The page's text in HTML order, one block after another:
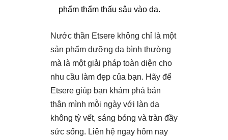
phẩm thẩm thấu sâu vào da.
Nước thần Etsere không chỉ là một
sản phẩm dưỡng da bình thường
mà là một giải pháp toàn diện cho
nhu cầu làm đẹp của bạn. Hãy để
Etsere giúp bạn khám phá bản
thân mình mỗi ngày với làn da
không tỳ vết, sáng bóng và tràn đầy
sức sống. Liên hệ ngay hôm nay